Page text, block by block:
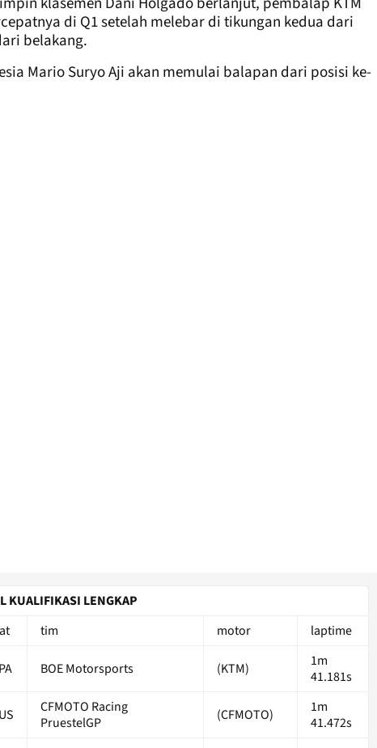
di Q1 setelah melebar di tikungan kedua dari
belakang.
Mario Suryo Aji akan memulai balapan dari posisi ke-
KUALIFIKASI LENGKAP
tim motor laptime
BOE Motorsports (KTM)
1m
41.181s
CFMOTO Racing
PruestelGP
(CFMOTO)
1m
41.472s